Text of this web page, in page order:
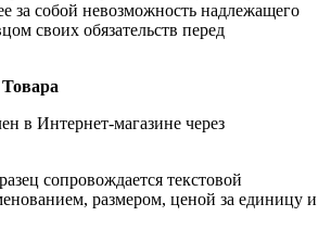
за собой невозможность надлежащего
своих обязательств перед
в Интернет-магазине через
сопровождается текстовой
размером, ценой за единицу и